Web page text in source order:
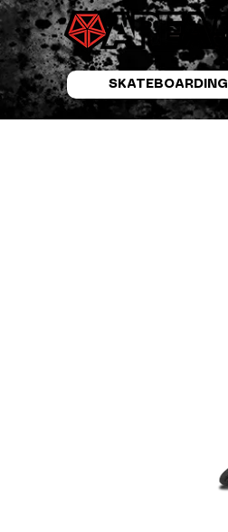
SKATEBOARDING